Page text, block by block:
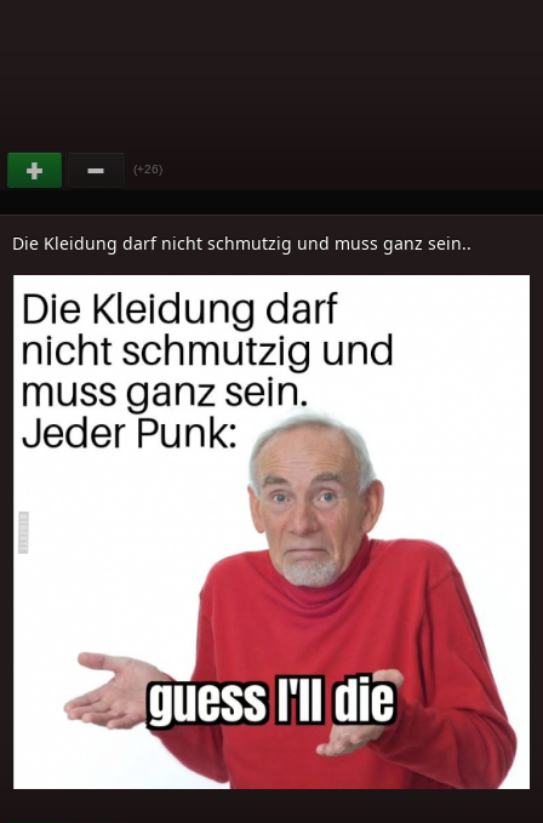
(+26)
Die Kleidung darf nicht schmutzig und muss ganz sein..